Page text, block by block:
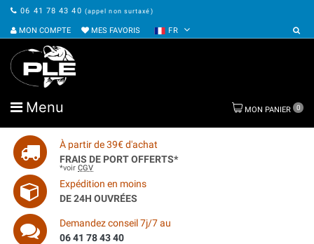
06 41 78 43 40 (appel non surtaxé)
MON COMPTE MES FAVORIS FR
Menu MON PANIER 0
À partir de 39€ d'achat
FRAIS DE PORT OFFERTS*
*voir CGV
Expédition en moins
DE 24H OUVRÉES
Demandez conseil 7j/7 au
06 41 78 43 40